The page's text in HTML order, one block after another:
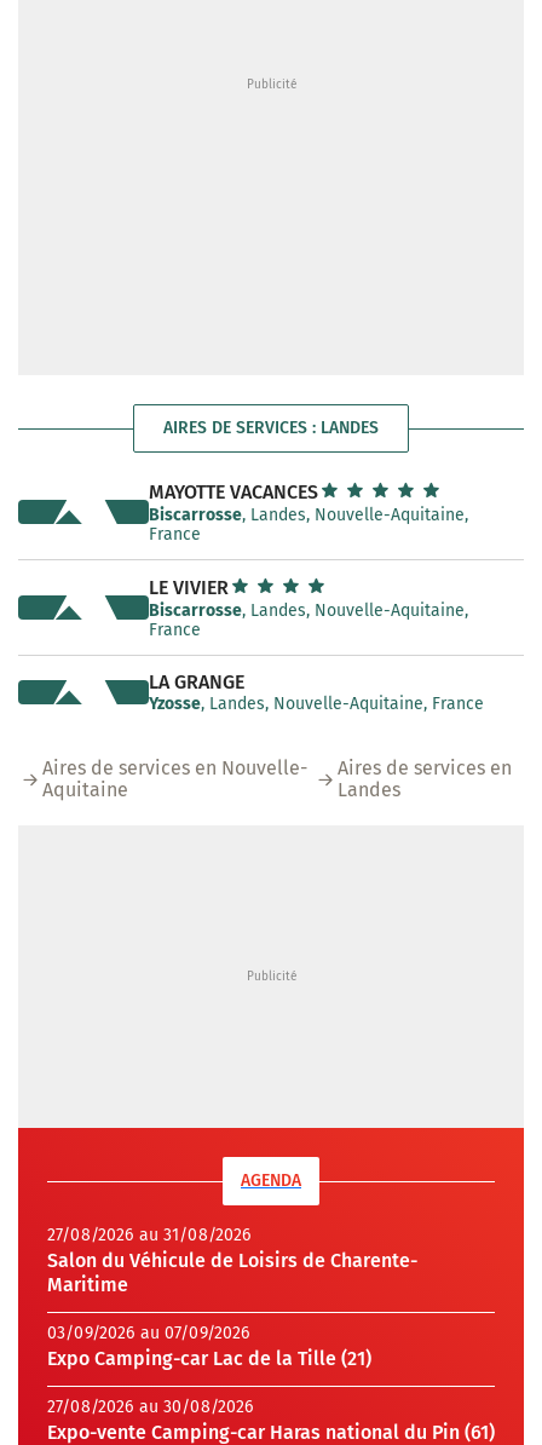
AIRES DE SERVICES : LANDES
MAYOTTE VACANCES
Biscarrosse, Landes, Nouvelle-Aquitaine,
France
LE VIVIER
Biscarrosse, Landes, Nouvelle-Aquitaine,
France
LA GRANGE
Yzosse, Landes, Nouvelle-Aquitaine, France
Aires de services en Nouvelle-
Aquitaine
Aires de services en
Landes
AGENDA
27/08/2026 au 31/08/2026
Salon du Véhicule de Loisirs de Charente-
Maritime
03/09/2026 au 07/09/2026
Expo Camping-car Lac de la Tille (21)
27/08/2026 au 30/08/2026
Expo-vente Camping-car Haras national du Pin (61)